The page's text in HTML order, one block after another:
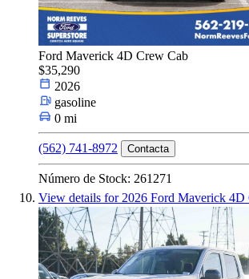
Ford Maverick 4D Crew Cab
$35,290
2026
gasoline
0 mi
(562) 741-8972 Contacta
Número de Stock: 261271
View details for 2026 Ford Maverick 4D